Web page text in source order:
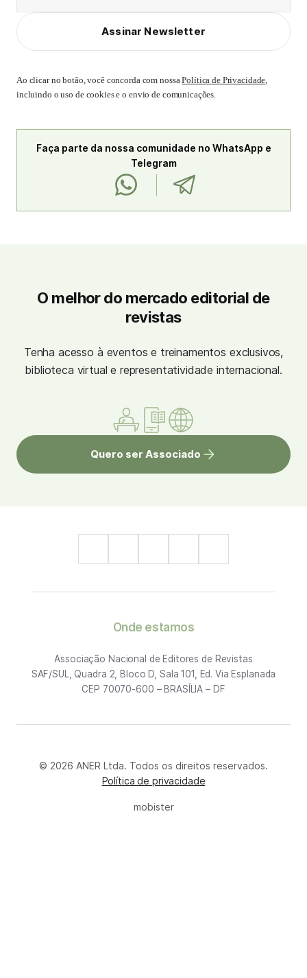
Assinar Newsletter
Ao clicar no botão, você concorda com nossaPolítica de Privacidade,
incluindo o uso de cookies e o envio de comunicações.
Faça parte da nossa comunidade no WhatsApp e
Telegram
O melhor do mercado editorial de
revistas
Tenha acesso à eventos e treinamentos exclusivos,
biblioteca virtual e representatividade internacional.
Quero ser Associado
Onde estamos
Associação Nacional de Editores de Revistas
SAF/SUL, Quadra 2, Bloco D, Sala 101, Ed. Via Esplanada
CEP 70070-600 – BRASÍLIA – DF
© 2026 ANER Ltda. Todos os direitos reservados.
Política de privacidade
mobister